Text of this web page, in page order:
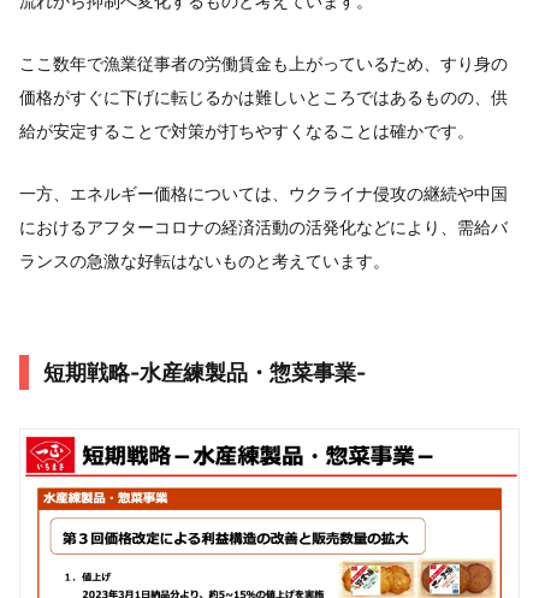
ここ数年で漁業従事者の労働賃金も上がっているため、すり身の
価格がすぐに下げに転じるかは難しいところではあるものの、供
給が安定することで対策が打ちやすくなることは確かです。
一方、エネルギー価格については、ウクライナ侵攻の継続や中国
におけるアフターコロナの経済活動の活発化などにより、需給バ
ランスの急激な好転はないものと考えています。
短期戦略-水産練製品・惣菜事業-